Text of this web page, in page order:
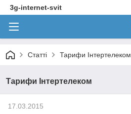
3g-internet-svit
Статті Тарифи Інтертелеком
Тарифи Інтертелеком
17.03.2015